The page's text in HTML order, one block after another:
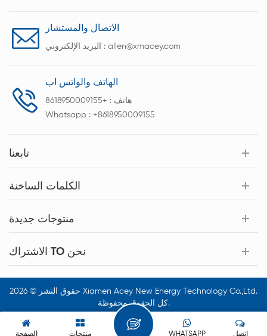
الاتصال والمستشار
البريد الإلكتروني : allen@xmacey.com
الهاتف والواتس اب
هاتف : +8618950009155
Whatsapp : +8618950009155
تابعنا
الكلمات الساخنة
منتوجات جديدة
الاشتراك TO نحن
حقوق النشر © 2026 Xiamen Acey New Energy Technology Co.,Ltd.
كل الحقوق محفوظة.
الصفحة منتجات اتصل WHATSAPP